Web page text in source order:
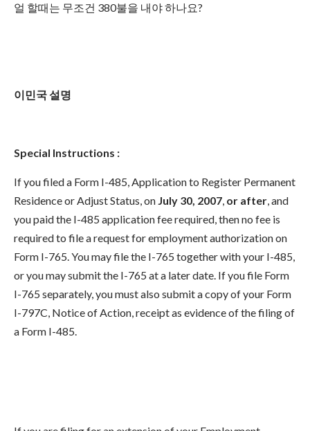
얼 할때는 무조건 380불을 내야 하나요?
이민국 설명
Special Instructions :
If you filed a Form I-485, Application to Register Permanent
Residence or Adjust Status, on July 30, 2007, or after, and
you paid the I-485 application fee required, then no fee is
required to file a request for employment authorization on
Form I-765. You may file the I-765 together with your I-485,
or you may submit the I-765 at a later date. If you file Form
I-765 separately, you must also submit a copy of your Form
I-797C, Notice of Action, receipt as evidence of the filing of
a Form I-485.